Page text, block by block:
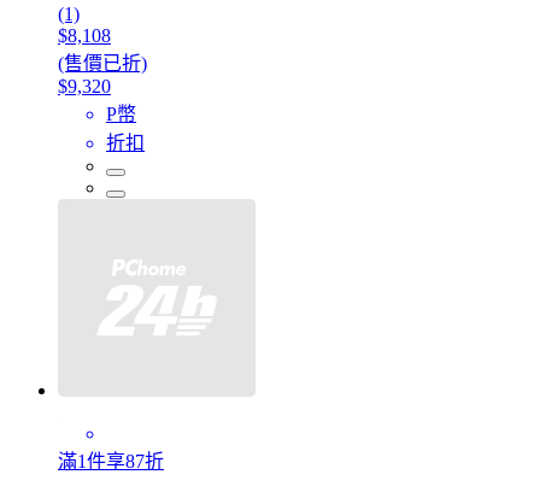
(1)
$8,108
(售價已折)
$9,320
P幣
折扣
滿1件享87折